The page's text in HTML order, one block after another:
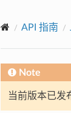
API 指南
Note
当前版本已发